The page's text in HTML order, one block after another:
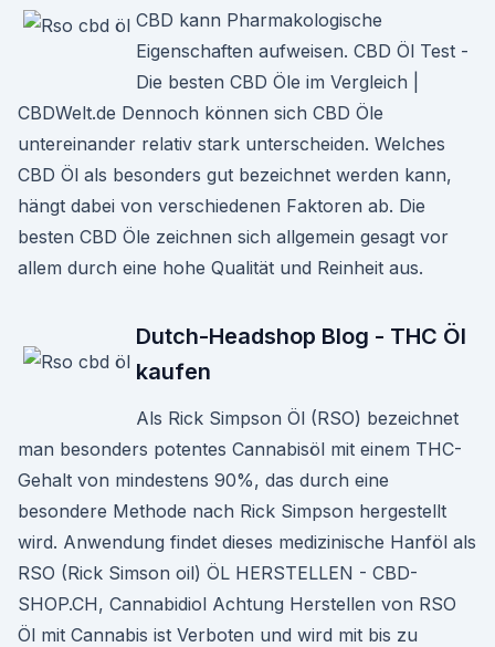
CBD kann Pharmakologische
Eigenschaften aufweisen. CBD Öl Test -
Die besten CBD Öle im Vergleich |
CBDWelt.de Dennoch können sich CBD Öle
untereinander relativ stark unterscheiden. Welches
CBD Öl als besonders gut bezeichnet werden kann,
hängt dabei von verschiedenen Faktoren ab. Die
besten CBD Öle zeichnen sich allgemein gesagt vor
allem durch eine hohe Qualität und Reinheit aus.
Dutch-Headshop Blog - THC Öl
kaufen
Als Rick Simpson Öl (RSO) bezeichnet
man besonders potentes Cannabisöl mit einem THC-
Gehalt von mindestens 90%, das durch eine
besondere Methode nach Rick Simpson hergestellt
wird. Anwendung findet dieses medizinische Hanföl als
RSO (Rick Simson oil) ÖL HERSTELLEN - CBD-
SHOP.CH, Cannabidiol Achtung Herstellen von RSO
Öl mit Cannabis ist Verboten und wird mit bis zu